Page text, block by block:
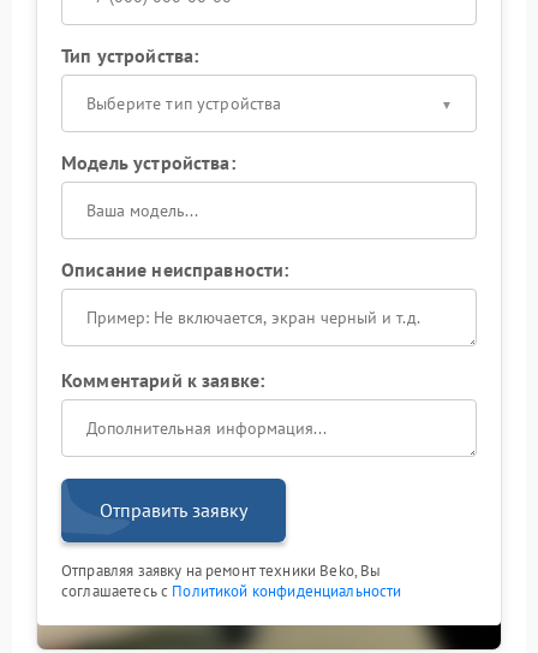
Тип устройства:
Выберите тип устройства
Модель устройства:
Описание неисправности:
Комментарий к заявке:
Отправить заявку
Отправляя заявку на ремонт техники Beko, Вы
соглашаетесь с Политикой конфиденциальности